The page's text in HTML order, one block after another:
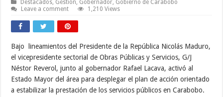
Destacados Gestión Gobernador Gobierno de Carabobo
Leave a comment
1,210 Views
Bajo lineamientos del Presidente de la República Nicolás Maduro,
el vicepresidente sectorial de Obras Públicas y Servicios, G/J
Néstor Reverol, junto al gobernador Rafael Lacava, activó al
Estado Mayor del área para desplegar el plan de acción orientado
a estabilizar la prestación de los servicios públicos en Carabobo.